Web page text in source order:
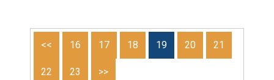
<< 16 17 18 19 20 21
22 23 >>